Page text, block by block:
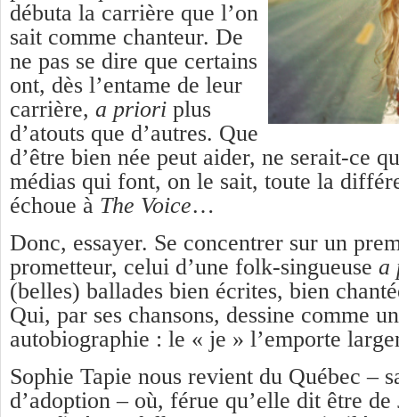
débuta la carrière que l’on
sait comme chanteur. De
ne pas se dire que certains
ont, dès l’entame de leur
carrière, a priori plus
d’atouts que d’autres. Que
d’être bien née peut aider, ne serait-ce
médias qui font, on le sait, toute la
échoue à The Voice…
Donc, essayer. Se concentrer sur un
prometteur, celui d’une folk-singueuse a
(belles) ballades bien écrites, bien
Qui, par ses chansons, dessine comme
autobiographie : le « je » l’emporte
Sophie Tapie nous revient du Québec –
d’adoption – où, férue qu’elle dit être